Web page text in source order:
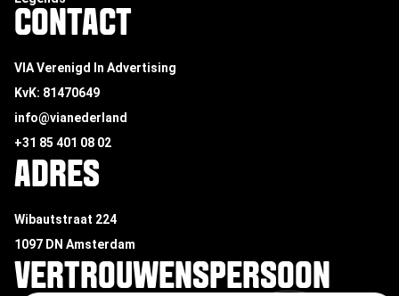
CONTACT
VIA Verenigd In Advertising
KvK: 81470649
info@vianederland
+31 85 401 08 02
ADRES
Wibautstraat 224
1097 DN Amsterdam
VERTROUWENSPERSOON